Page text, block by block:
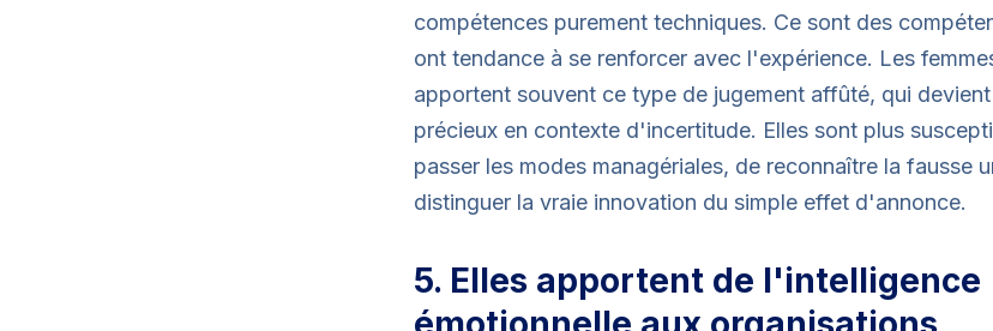
compétences purement techniques. Ce sont des
ont tendance à se renforcer avec l'expérience. Les
apportent souvent ce type de jugement affûté, qui
précieux en contexte d'incertitude. Elles sont plus
passer les modes managériales, de reconnaître la fausse
distinguer la vraie innovation du simple effet d'annonce.
5. Elles apportent de l'intelligence